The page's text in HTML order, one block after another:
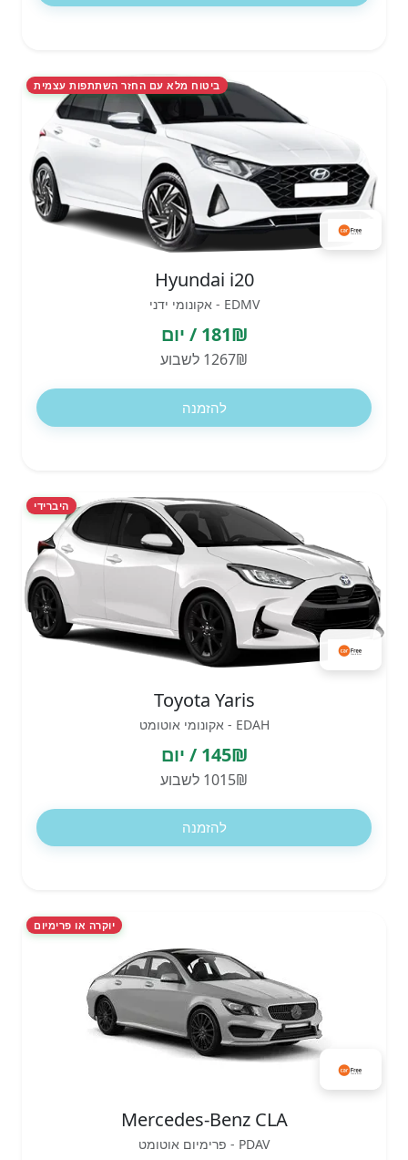
ביטוח מלא עם החזר השתתפות עצמית
Hyundai i20
EDMV - אקונומי ידני
181₪ / יום
1267₪ לשבוע
להזמנה
היברידי
Toyota Yaris
EDAH - אקונומי אוטומט
145₪ / יום
1015₪ לשבוע
להזמנה
יוקרה או פרימיום
Mercedes-Benz CLA
PDAV - פרימיום אוטומט